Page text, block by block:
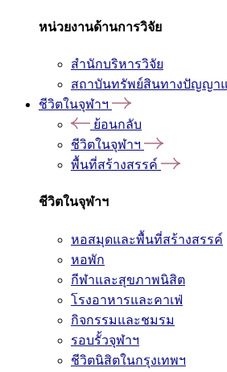
หน่วยงานด้านการวิจัย
สำนักบริหารวิจัย
สถาบันทรัพย์สินทางปัญญา
ชีวิตในจุฬาฯ
ย้อนกลับ
ชีวิตในจุฬาฯ
พื้นที่สร้างสรรค์
ชีวิตในจุฬาฯ
หอสมุดและพื้นที่สร้างสรรค์
หอพัก
กีฬาและสุขภาพนิสิต
โรงอาหารและคาเฟ่
กิจกรรมและชมรม
รอบรั้วจุฬาฯ
ชีวิตนิสิตในกรุงเทพฯ